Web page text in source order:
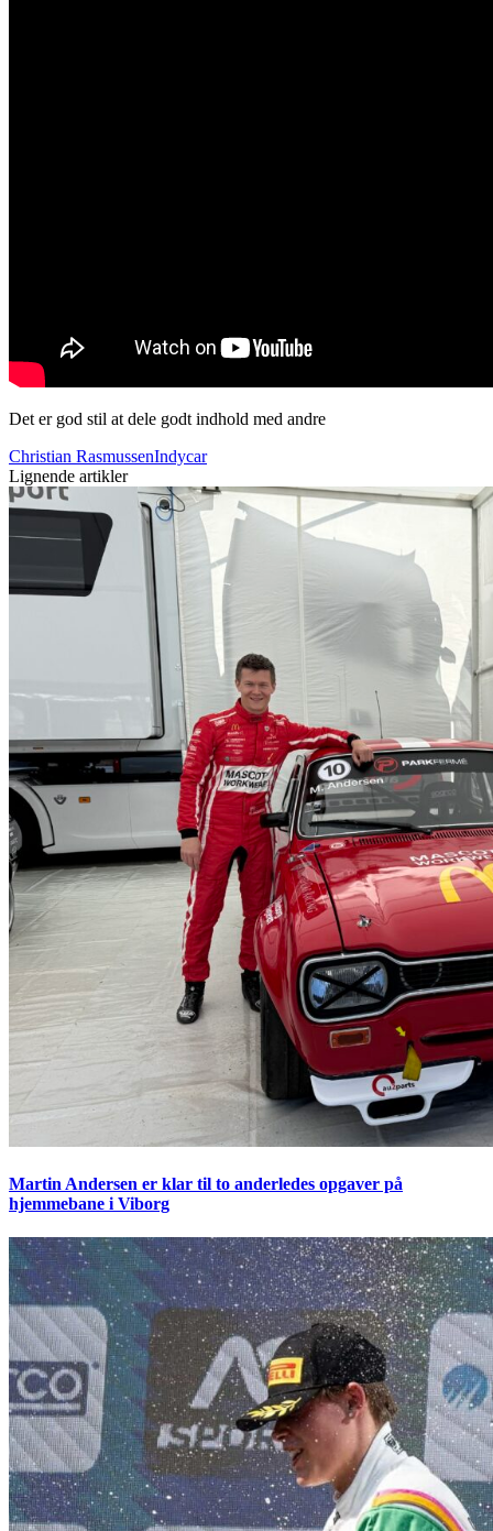
Det er god stil at dele godt indhold med andre
Christian RasmussenIndycar
Lignende artikler
Martin Andersen er klar til to anderledes opgaver på
hjemmebane i Viborg